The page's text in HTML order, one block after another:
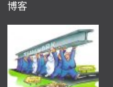
博客